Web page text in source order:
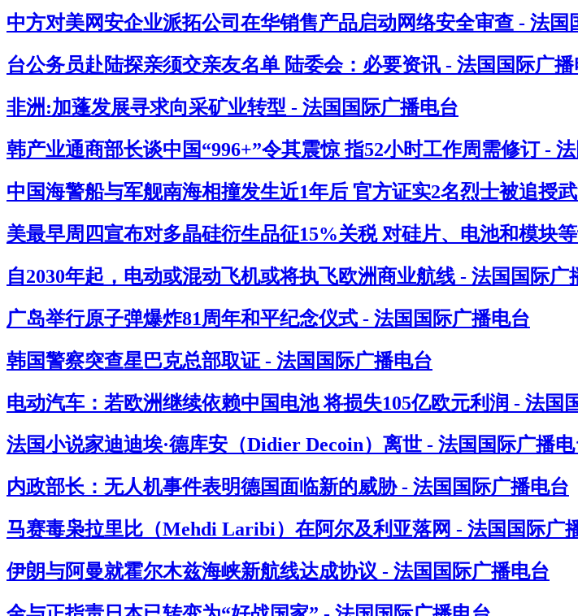
中方对美网安企业派拓公司在华销售产品启动网络安全审查 - 法国
台公务员赴陆探亲须交亲友名单 陆委会：必要资讯 - 法国国际广播
非洲:加蓬发展寻求向采矿业转型 - 法国国际广播电台
韩产业通商部长谈中国“996+”令其震惊 指52小时工作周需修订 -
中国海警船与军舰南海相撞发生近1年后 官方证实2名烈士被追授
美最早周四宣布对多晶硅衍生品征15%关税 对硅片、电池和模块
自2030年起，电动或混动飞机或将执飞欧洲商业航线 - 法国国际广
广岛举行原子弹爆炸81周年和平纪念仪式 - 法国国际广播电台
韩国警察突查星巴克总部取证 - 法国国际广播电台
电动汽车：若欧洲继续依赖中国电池 将损失105亿欧元利润 - 法国
法国小说家迪迪埃·德库安（Didier Decoin）离世 - 法国国际广播
内政部长：无人机事件表明德国面临新的威胁 - 法国国际广播电台
马赛毒枭拉里比（Mehdi Laribi）在阿尔及利亚落网 - 法国国际广
伊朗与阿曼就霍尔木兹海峡新航线达成协议 - 法国国际广播电台